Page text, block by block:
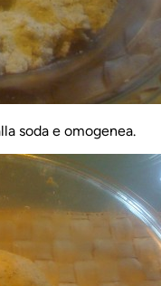
soda e omogenea.